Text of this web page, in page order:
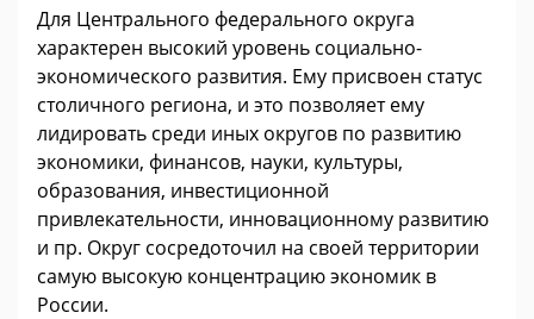
Для Центрального федерального округа
характерен высокий уровень социально-
экономического развития. Ему присвоен статус
столичного региона, и это позволяет ему
лидировать среди иных округов по развитию
экономики, финансов, науки, культуры,
образования, инвестиционной
привлекательности, инновационному развитию
и пр. Округ сосредоточил на своей территории
самую высокую концентрацию экономик в
России.